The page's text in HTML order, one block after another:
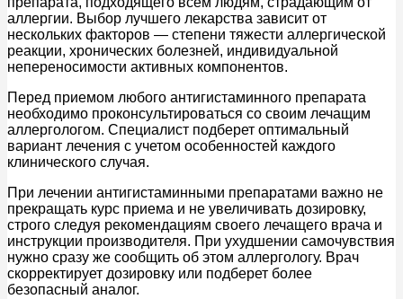
аллергии. Выбор лучшего лекарства зависит от
нескольких факторов — степени тяжести аллергической
реакции, хронических болезней, индивидуальной
непереносимости активных компонентов.
Перед приемом любого антигистаминного препарата
необходимо проконсультироваться со своим лечащим
аллергологом. Специалист подберет оптимальный
вариант лечения с учетом особенностей каждого
клинического случая.
При лечении антигистаминными препаратами важно не
прекращать курс приема и не увеличивать дозировку,
строго следуя рекомендациям своего лечащего врача и
инструкции производителя. При ухудшении самочувствия
нужно сразу же сообщить об этом аллергологу. Врач
скорректирует дозировку или подберет более
безопасный аналог.